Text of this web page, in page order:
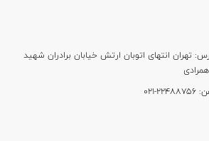
تهران انتهای اتوبان ارتش خیابان برادران شهید
021